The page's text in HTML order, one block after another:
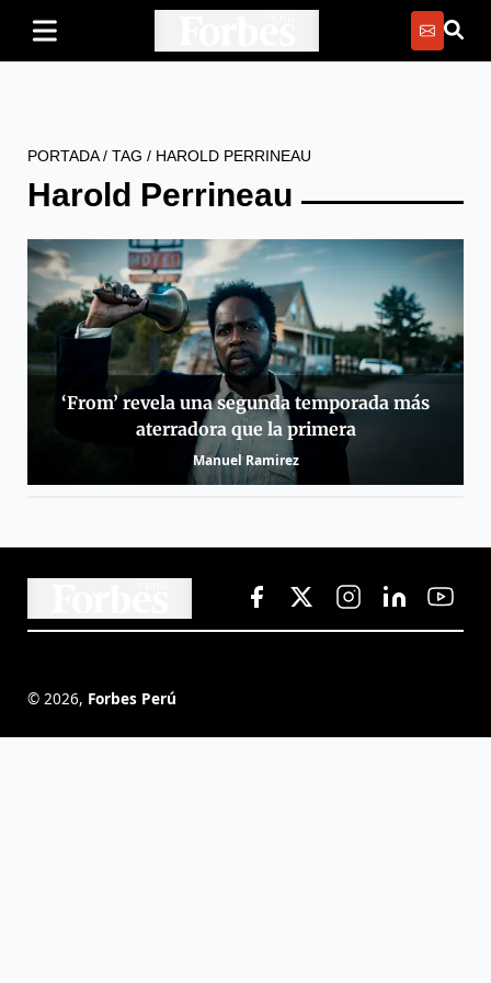
PORTADA/ TAG / HAROLD PERRINEAU
Harold Perrineau
‘From’ revela una segunda temporada más
aterradora que la primera
Manuel Ramirez
© 2026, Forbes Perú